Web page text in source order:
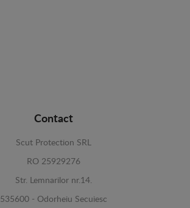
Contact
Scut Protection SRL
RO 25929276
Str. Lemnarilor nr.14.
535600 - Odorheiu Secuiesc